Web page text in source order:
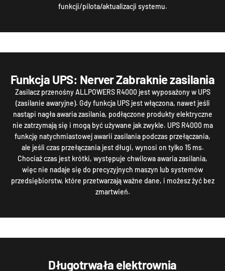
funkcji/pilota/aktualizacji systemu.
Funkcja UPS: Nerver Zabraknie zasilania
Zasilacz przenośny ALLPOWERS R4000 jest wyposażony w UPS
(zasilanie awaryjne). Gdy funkcja UPS jest włączona, nawet jeśli
nastąpi nagła awaria zasilania, podłączone produkty elektryczne
nie zatrzymają się i mogą być używane jak zwykle. UPS R4000 ma
funkcję natychmiastowej awarii zasilania podczas przełączania,
ale jeśli czas przełączania jest długi, wynosi on tylko 15 ms.
Chociaż czas jest krótki, występuje chwilowa awaria zasilania,
więc nie nadaje się do precyzyjnych maszyn lub systemów
przedsiębiorstw, które przetwarzają ważne dane, i możesz żyć bez
zmartwień.
Długotrwała elektrownia